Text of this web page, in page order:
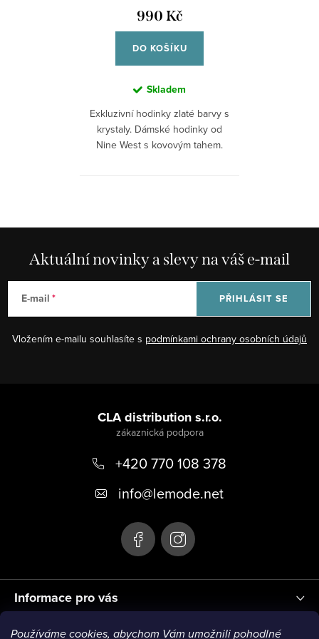
Používáme cookies, abychom Vám umožnili pohodlné
990 Kč
DO KOŠÍKU
Skladem
Exkluzivní hodinky zlaté barvy s
krystaly. Dámské hodinky od
Nine West s kovovým tahem.
Aktuální novinky a slevy na váš e-mail
E-mail
Vložením e-mailu souhlasíte s podmínkami ochrany osobních údajů
PŘIHLÁSIT SE
Informace pro vás
CLA distribution s.r.o.
+420 770 108 378
info@lemode.net